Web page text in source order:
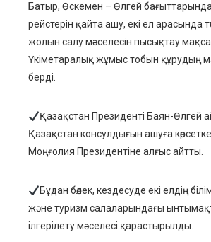
Батыр, Өскемен – Өлгей
рейстерін қайта ашу, екі ел арасында
жолын салу мәселесін пысықтау
Үкіметаралық жұмыс тобын құрудың
берді.
Қазақстан Президенті Баян-Өлгей
Қазақстан консулдығын ашуға
Моңғолия Президентіне алғыс айтты.
Бұдан бөлек, кездесуде екі елдің
және туризм салаларындағы
ілгерілету мәселесі қарастырылды.